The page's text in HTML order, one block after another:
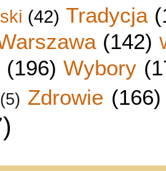
(42) Tradycja
(142)
(196) Wybory
(5) Zdrowie (166)